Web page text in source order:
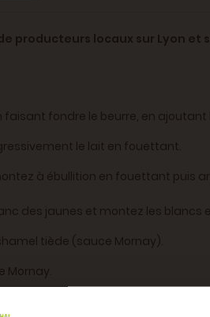
producteurs locaux sur Lyon et
fondre le beurre, en
le lait en fouettant.
à ébullition en fouettant puis
des jaunes et montez les
tiède (sauce Mornay).
Mornay.
moules individuels beurrés et